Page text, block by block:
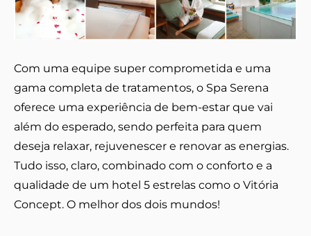
Com uma equipe super comprometida e uma
gama completa de tratamentos, o Spa Serena
oferece uma experiência de bem-estar que vai
além do esperado, sendo perfeita para quem
deseja relaxar, rejuvenescer e renovar as energias.
Tudo isso, claro, combinado com o conforto e a
qualidade de um hotel 5 estrelas como o Vitória
Concept. O melhor dos dois mundos!